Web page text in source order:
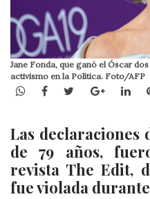
Jane Fonda, que ganó el Óscar
activismo en la Política. Foto/AFP
WhatsApp
Facebook
TwitterGoogle+
Las
de 79 años,
revista The Edit,
fue violada